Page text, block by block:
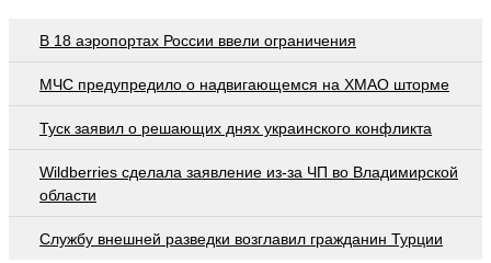
В 18 аэропортах России ввели ограничения
МЧС предупредило о надвигающемся на ХМАО шторме
Туск заявил о решающих днях украинского конфликта
Wildberries cделала заявление из-за ЧП во Владимирской
области
Службу внешней разведки возглавил гражданин Турции